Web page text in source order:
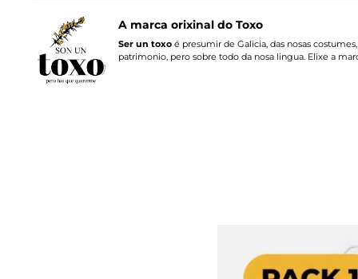
A marca orixinal do Toxo
Ser un toxo é presumir de Galicia, das nosas
patrimonio, pero sobre todo da nosa lingua. Elixe a